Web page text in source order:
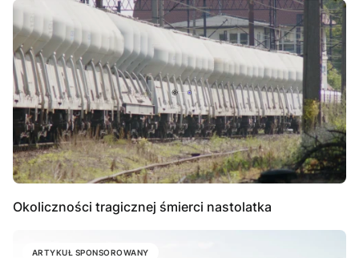
Okoliczności tragicznej śmierci nastolatka
ARTYKUŁ SPONSOROWANY